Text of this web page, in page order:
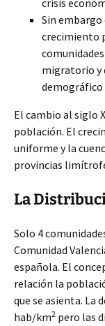
crisis
Sin
crecimiento
migratorio y
demográfico
El cambio al siglo
población. El
uniforme y la
provincias
La
Solo 4
Comunidad
española. El
relación la
que se asienta. La
hab/km2 pero las